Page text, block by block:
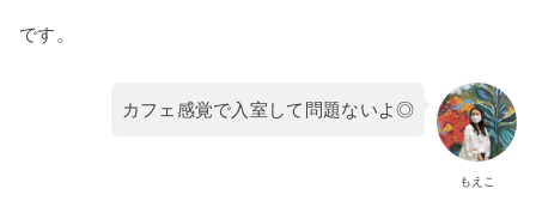
です。
もえこ
カフェ感覚で入室して問題ないよ◎